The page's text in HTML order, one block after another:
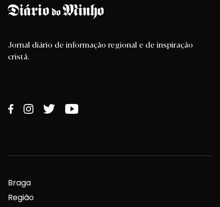
Jornal diário de informação regional e de inspiração
cristã.
Braga
Região